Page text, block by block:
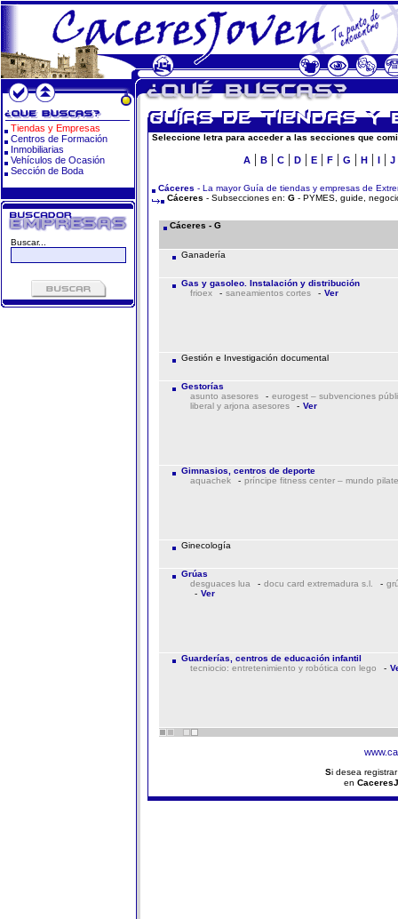
Tiendas y Empresas
Centros de Formación
Inmobiliarias
Vehículos de Ocasión
Sección de Boda
Buscar...
Seleccione letra para acceder a las secciones que
A| B| C| D| E| F| G | H| I| J
Cáceres - La mayor Guía de tiendas y empresas de
Cáceres - Subsecciones en: G - PYMES, guide,
Cáceres - G
Ganadería
Gas y gasoleo. Instalación y distribución
frioex
- saneamientos cortes - Ver
Gestión e Investigación documental
Gestorías
asunto asesores
- eurogest – subvenciones
liberal y arjona asesores
- Ver
Gimnasios, centros de deporte
aquachek
- príncipe fitness center – mundo
Ginecología
Grúas
desguaces lua
- docu card extremadura s.l. -
- Ver
Guarderías, centros de educación infantil
tecniocio: entretenimiento y robótica con lego
-
Si desea
en